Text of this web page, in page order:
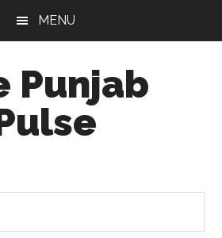
MENU
Punjab